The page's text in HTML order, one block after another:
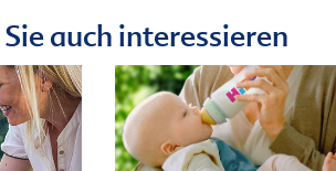
auch interessieren